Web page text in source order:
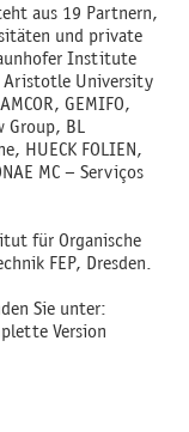
aus 19 Partnern,
und private
Institute
Aristotle University
GEMIFO,
Group, BL
HUECK FOLIEN,
MC – Serviços
für Organische
FEP, Dresden.
Sie unter:
Version